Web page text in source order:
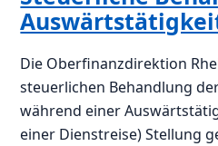
Die Oberfinanzdirektion
steuerlichen Behandlung
während einer
einer Dienstreise) Stellung